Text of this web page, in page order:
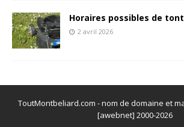
Horaires possibles de
2 avril 2026
ToutMontbeliard.com - nom de domaine et
[awebnet] 2000-2026